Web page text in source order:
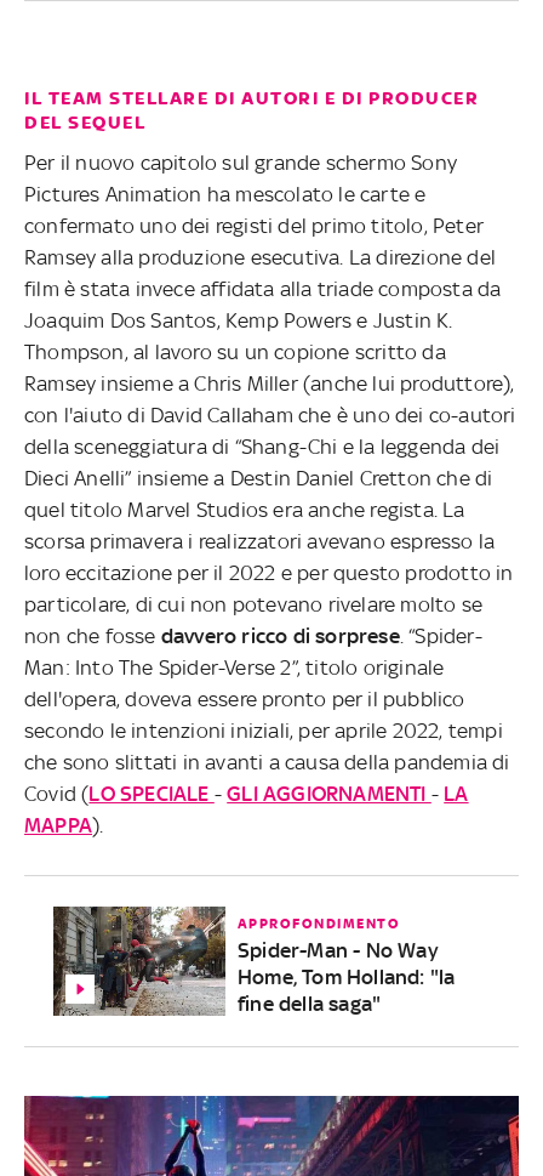
IL TEAM STELLARE DI AUTORI E DI PRODUCER
DEL SEQUEL
Per il nuovo capitolo sul grande schermo Sony
Pictures Animation ha mescolato le carte e
confermato uno dei registi del primo titolo, Peter
Ramsey alla produzione esecutiva. La direzione del
film è stata invece affidata alla triade composta da
Joaquim Dos Santos, Kemp Powers e Justin K.
Thompson, al lavoro su un copione scritto da
Ramsey insieme a Chris Miller (anche lui produttore),
con l'aiuto di David Callaham che è uno dei co-autori
della sceneggiatura di “Shang-Chi e la leggenda dei
Dieci Anelli” insieme a Destin Daniel Cretton che di
quel titolo Marvel Studios era anche regista. La
scorsa primavera i realizzatori avevano espresso la
loro eccitazione per il 2022 e per questo prodotto in
particolare, di cui non potevano rivelare molto se
non che fosse davvero ricco di sorprese. “Spider-
Man: Into The Spider-Verse 2”, titolo originale
dell'opera, doveva essere pronto per il pubblico
secondo le intenzioni iniziali, per aprile 2022, tempi
che sono slittati in avanti a causa della pandemia di
Covid (LO SPECIALE -GLI AGGIORNAMENTI - LA
MAPPA).
APPROFONDIMENTO
Spider-Man - No Way
Home, Tom Holland: "la
fine della saga"